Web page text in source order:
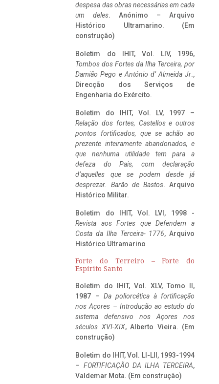
despesa das obras necessárias em cada
um deles. Anónimo – Arquivo
Histórico Ultramarino. (Em
construção)
Boletim do IHIT, Vol. LIV, 1996,
Tombos dos Fortes da Ilha Terceira, por
Damião Pego e António d’ Almeida Jr.,
Direcção dos Serviços de
Engenharia do Exército.
Boletim do IHIT, Vol. LV, 1997 –
Relação dos fortes, Castellos e outros
pontos fortificados, que se achão ao
prezente inteiramente abandonados, e
que nenhuma utilidade tem para a
defeza do Pais, com declaração
d’aquelles que se podem desde já
desprezar. Barão de Bastos. Arquivo
Histórico Militar.
Boletim do IHIT, Vol. LVI, 1998 -
Revista aos Fortes que Defendem a
Costa da Ilha Terceira- 1776, Arquivo
Histórico Ultramarino
Forte do Terreiro – Forte do
Espírito Santo
Boletim do IHIT, Vol. XLV, Tomo II,
1987 – Da poliorcética à fortificação
nos Açores – Introdução ao estudo do
sistema defensivo nos Açores nos
séculos XVI-XIX, Alberto Vieira. (Em
construção)
Boletim do IHIT, Vol. LI-LII, 1993-1994
– FORTIFICAÇÃO DA ILHA TERCEIRA,
Valdemar Mota. (Em construção)